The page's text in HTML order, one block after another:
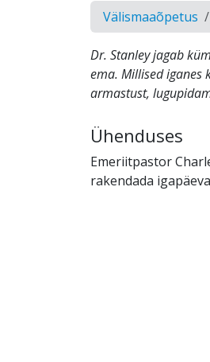
Välismaaõpetus
Dr. Stanley jagab
ema. Millised iganes
armastust,
Ühenduses
Emeriitpastor
rakendada